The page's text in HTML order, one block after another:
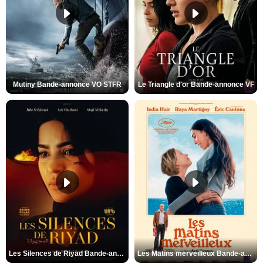
Mutiny Bande-annonce VO STFR Le Triangle d'or Bande-annonce VF
Les Silences de Riyad Bande-annonce VO STFR Les Matins merveilleux Bande-annonce VF